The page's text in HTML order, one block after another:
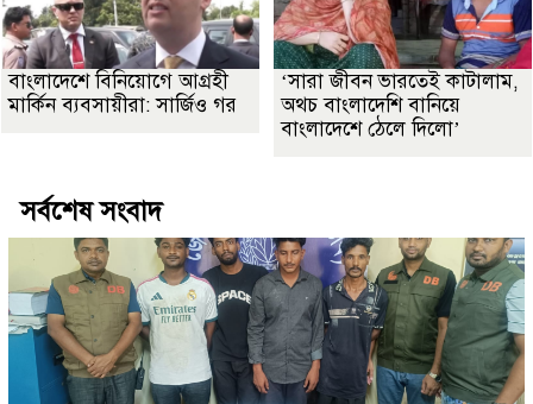
বাংলাদেশে বিনিয়োগে আগ্রহী
মার্কিন ব্যবসায়ীরা: সার্জিও গর
‘সারা জীবন ভারতেই কাটালাম,
অথচ বাংলাদেশি বানিয়ে
বাংলাদেশে ঠেলে দিলো’
সর্বশেষ সংবাদ